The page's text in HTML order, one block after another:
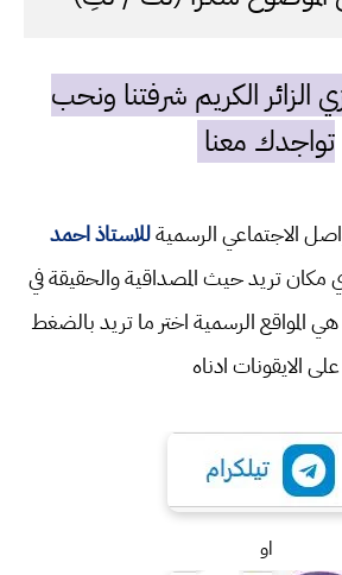
الكريم شرفتنا ونحب
تواجدك معنا
الاجتماعي الرسميةللاستاذ احمد
مكان تريد حيث المصداقية والحقيقة في
المواقع الرسمية اختر ما تريد بالضغط
على الايقونات ادناه
او